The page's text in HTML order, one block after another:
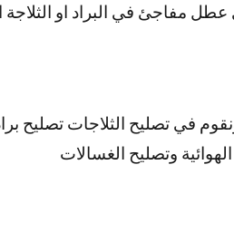
مفاجئ في البراد او الثلاجة
في تصليح الثلاجات تصليح
وتصليح الغسالات